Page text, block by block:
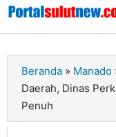
Lewati
Beranda » Manado
Daerah, Dinas
Penuh